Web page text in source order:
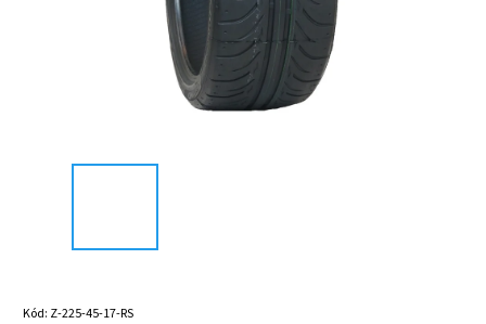
Kód: Z-225-45-17-RS